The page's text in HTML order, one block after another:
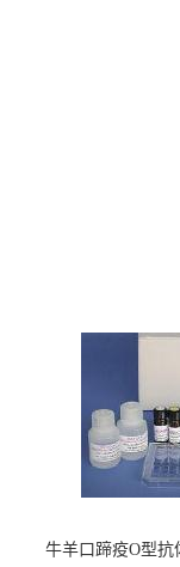
牛羊口蹄疫O型抗